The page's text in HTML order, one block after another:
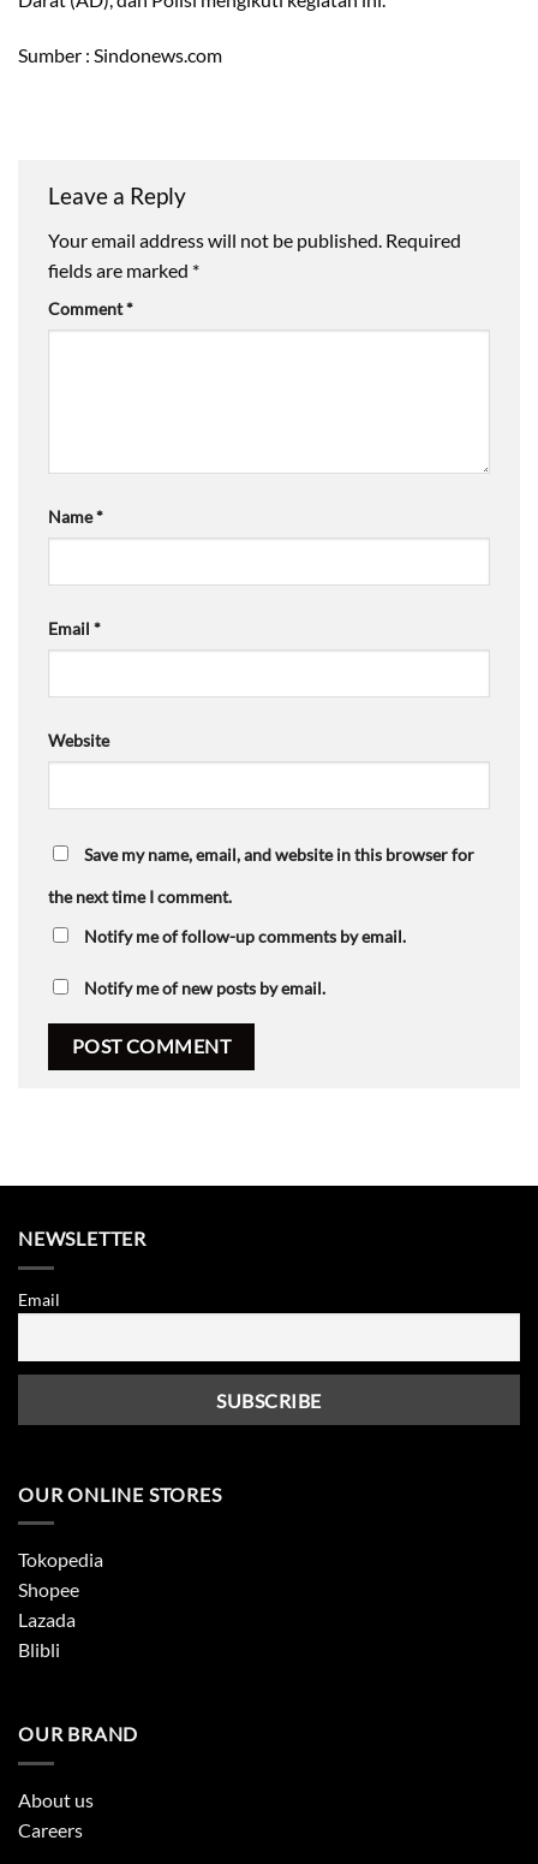
Sumber : Sindonews.com
Leave a Reply
Your email address will not be published. Required
fields are marked *
Comment*
Name*
Email *
Website
Save my name, email, and website in this browser for
the next time I comment.
Notify me of follow-up comments by email.
Notify me of new posts by email.
NEWSLETTER
Email
OUR ONLINE STORES
Tokopedia
Shopee
Lazada
Blibli
OUR BRAND
About us
Careers